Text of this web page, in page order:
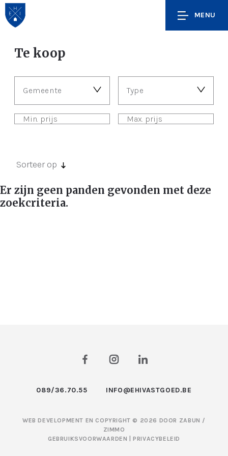
MENU
Te koop
Gemeente Type
Sorteer op
Er zijn geen panden gevonden met deze
zoekcriteria.
089/36.70.55 INFO@EHIVASTGOED.BE
WEB DEVELOPMENT EN COPYRIGHT © 2026 DOOR ZABUN /
ZIMMO
GEBRUIKSVOORWAARDEN
|PRIVACYBELEID